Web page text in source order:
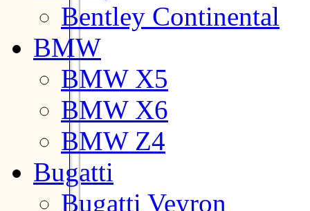
Bentley Continental
BMW
BMW X5
BMW X6
BMW Z4
Bugatti
Bugatti Veyron